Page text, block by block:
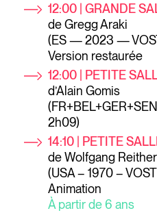
12:00 | GRANDE
de Gregg Araki
(ES — 2023 —
Version restaurée
12:00 | PETITE
d’Alain Gomis
2h09)
14:10 | PETITE
de Wolfgang
(USA – 1970 –
Animation
À partir de 6 ans